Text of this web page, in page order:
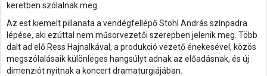
keretben szólalnak meg.
Az est kiemelt pillanata a vendégfellépő Stohl András színpadra
lépése, aki ezúttal nem műsorvezetői szerepben jelenik meg. Több
dalt ad elő Ress Hajnalkával, a produkció vezető énekesével, közös
megszólalásaik különleges hangsúlyt adnak az előadásnak, és új
dimenziót nyitnak a koncert dramaturgiájában.